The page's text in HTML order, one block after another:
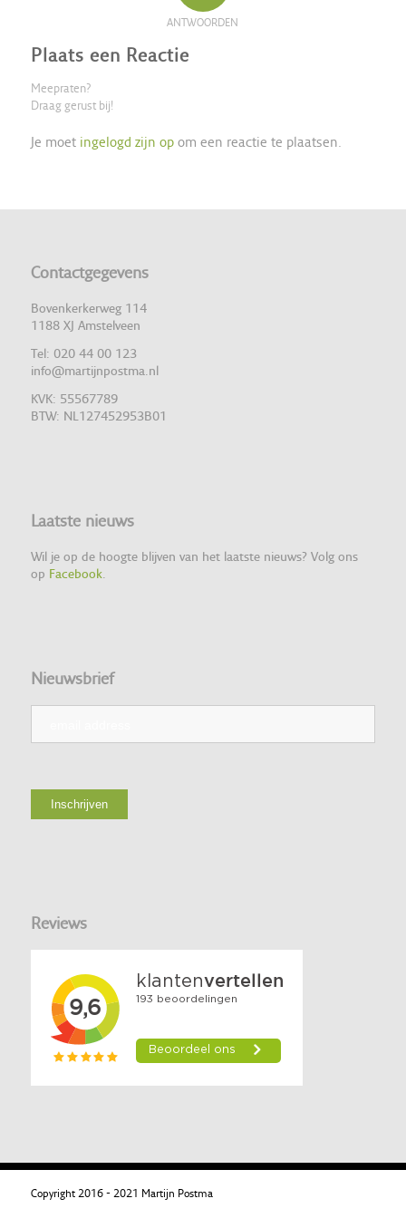
ANTWOORDEN
Plaats een Reactie
Meepraten?
Draag gerust bij!
Je moet ingelogd zijn opom een reactie te plaatsen.
Contactgegevens
Bovenkerkerweg 114
1188 XJ Amstelveen
Tel: 020 44 00 123
info@martijnpostma.nl
KVK: 55567789
BTW: NL127452953B01
Laatste nieuws
Wil je op de hoogte blijven van het laatste nieuws? Volg ons
op Facebook.
Nieuwsbrief
Reviews
Copyright 2016 - 2021 Martijn Postma